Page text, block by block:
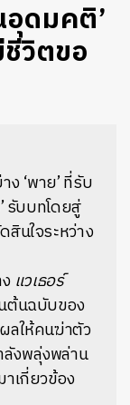
ดมคติ’
วิตขอ
‘พาย’ ที่รับ
รับบทโดยสู่
นใจระหว่าง
แวเธอร์
ต้นฉบับของ
ลให้คนฆ่าตัว
งพลุ่งพล่าน
เกี่ยวข้อง